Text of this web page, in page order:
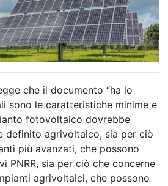
che il documento “ha lo
sono le caratteristiche minime e
fotovoltaico dovrebbe
definito agrivoltaico, sia per ciò
più avanzati, che possono
PNRR, sia per ciò che concerne
agrivoltaici, che possono